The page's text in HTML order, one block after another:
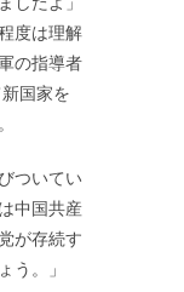
度は理解
の指導者
国家を
ついてい
中国共産
が存続す
う。」